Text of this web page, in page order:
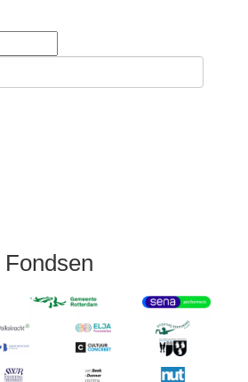
Fondsen